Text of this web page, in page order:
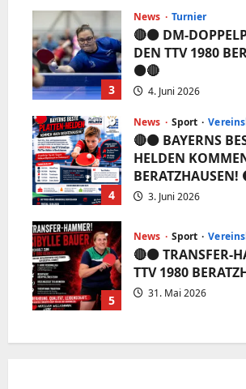
3
News Turnier
🔴⚫️ DM-
DEN TTV 1980
⚫️🔴
4. Juni 2026
4
News Sport
🔴⚫️ BAYERNS
HELDEN
BERATZHAUSEN!
3. Juni 2026
5
News Sport
🔴⚫️ TRANSFER-
TTV 1980
31. Mai 2026